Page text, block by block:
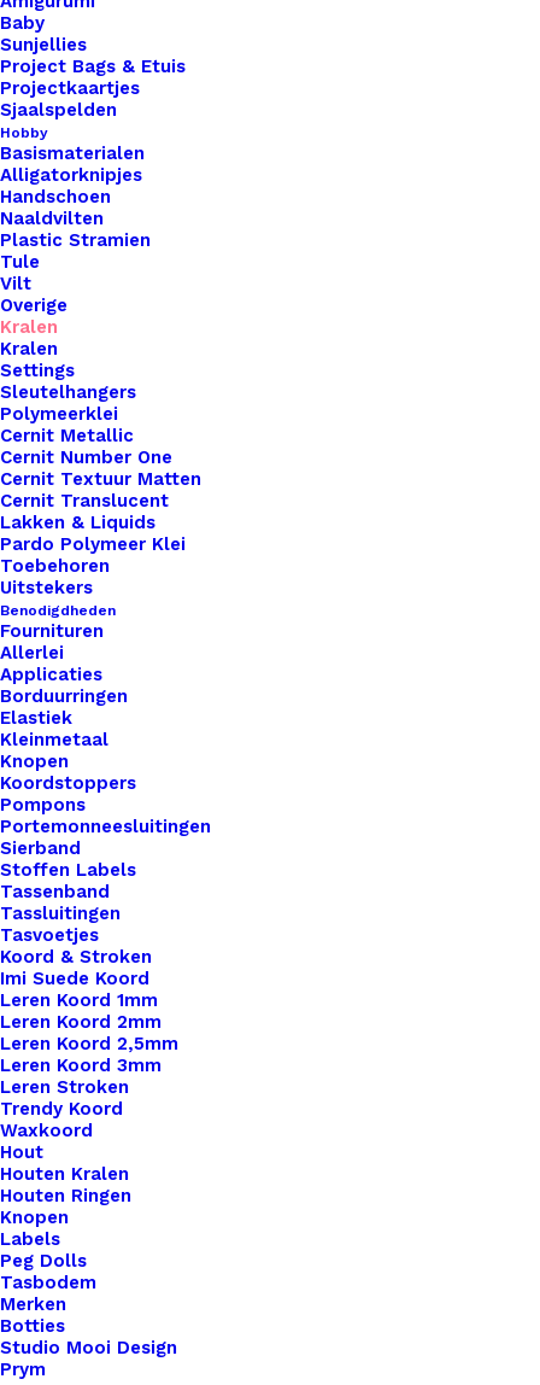
Baby
Sunjellies
Project Bags & Etuis
Projectkaartjes
Sjaalspelden
Hobby
Basismaterialen
Alligatorknipjes
Handschoen
Naaldvilten
Plastic Stramien
Tule
Vilt
Overige
Kralen
Kralen
Settings
Sleutelhangers
Polymeerklei
Cernit Metallic
Cernit Number One
Cernit Textuur Matten
Cernit Translucent
Lakken & Liquids
Pardo Polymeer Klei
Toebehoren
Uitstekers
Benodigdheden
Fournituren
Allerlei
Applicaties
Borduurringen
Elastiek
Kleinmetaal
Knopen
Koordstoppers
Pompons
Portemonneesluitingen
Sierband
Stoffen Labels
Tassenband
Tassluitingen
Tasvoetjes
Koord & Stroken
Imi Suede Koord
Leren Koord 1mm
Leren Koord 2mm
Leren Koord 2,5mm
Leren Koord 3mm
Leren Stroken
Trendy Koord
Waxkoord
Hout
Houten Kralen
Houten Ringen
Knopen
Labels
Peg Dolls
Tasbodem
Merken
Botties
Studio Mooi Design
Prym
Pardo Art Klei 650 Turquoise
€2,95
Bq Puntsteen Ss39 Blue Pacific Opal
€0,20